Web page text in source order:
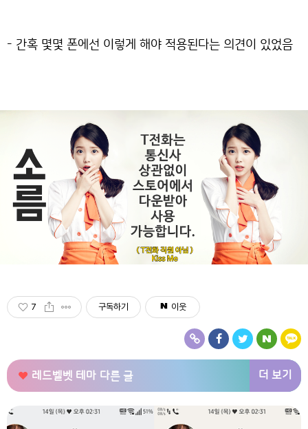
- 간혹 몇몇 폰에선 이렇게 해야 적용된다는 의견이 있었음
7 구독하기 이웃
레드벨벳 테마 다른 글 더 보기